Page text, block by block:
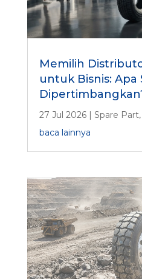
Memilih
untuk Bisnis: Apa
27 Jul 2026| Spare Part,
baca lainnya